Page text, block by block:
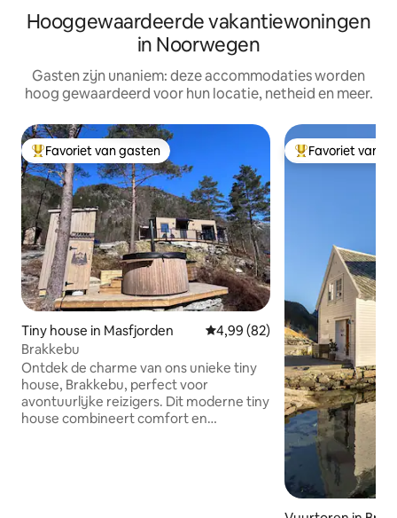
Hooggewaardeerde vakantiewoningen
in Noorwegen
Gasten zijn unaniem: deze accommodaties worden
hoog gewaardeerd voor hun locatie, netheid en meer.
Topfavoriet van gasten
Favoriet van gasten
Tiny house in Masfjorden Gemiddelde beoordeling van
4,99 (82)
Brakkebu
Ontdek de charme van ons unieke tiny
house, Brakkebu, perfect voor
avontuurlijke reizigers. Dit moderne tiny
house combineert comfort en
Topfavoriet van
Favoriet van